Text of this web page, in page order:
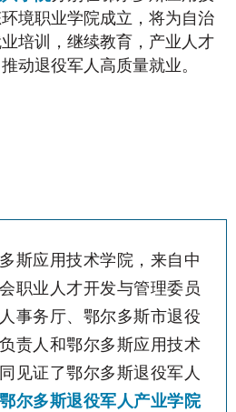
境职业学院成立，将为自治
培训，继续教育，产业人才
推动退役军人高质量就业。
斯应用技术学院，来自中
职业人才开发与管理委员
事务厅、鄂尔多斯市退役
责人和鄂尔多斯应用技术
见证了鄂尔多斯退役军人
鄂尔多斯退役军人产业学院